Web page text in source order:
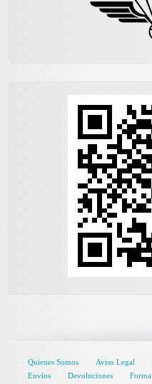
Quienes Somos Aviso Legal
Envíos
Devoluciones